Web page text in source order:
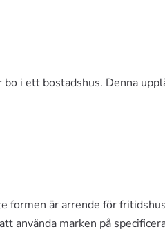
i ett bostadshus. Denna
formen är arrende för
använda marken på